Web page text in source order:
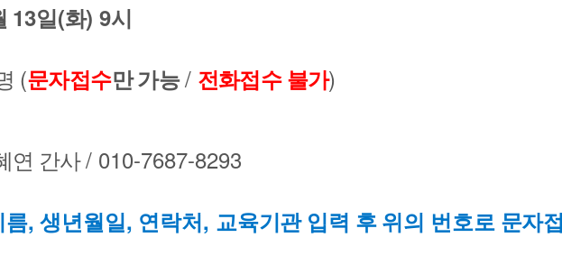
13일 (화) 9시
(문자접수만 가능 / 전화접수 불가)
연 간사/ 010-7687-8293
름,생년월일 , 연락처 , 교육기관 입력 후 위의 번호로 문자